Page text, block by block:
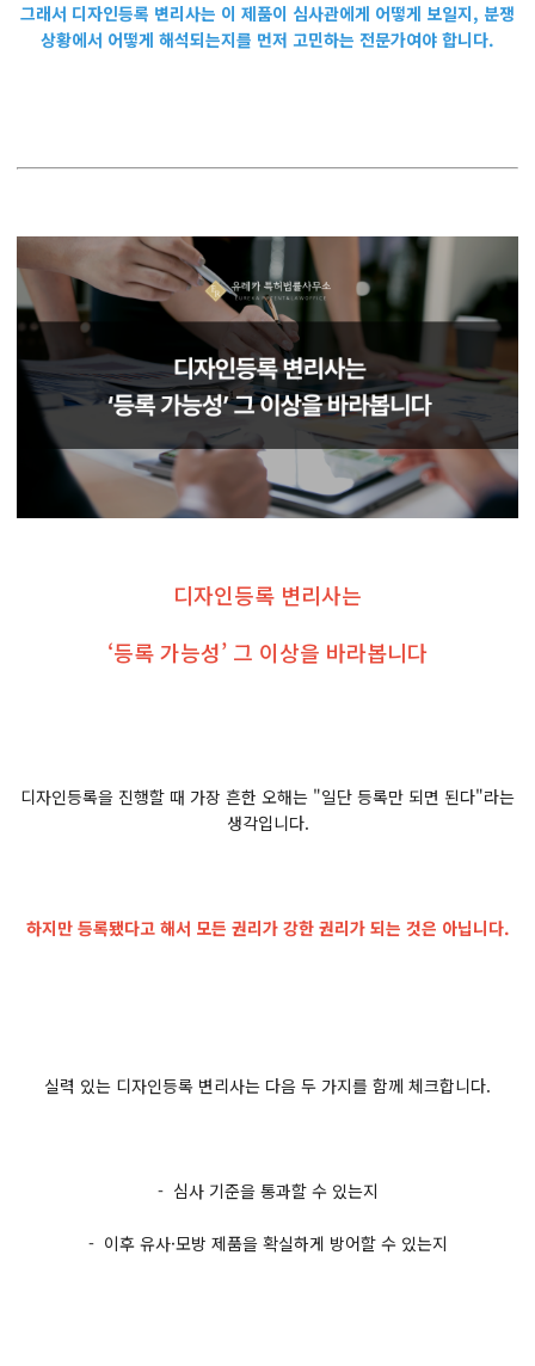
그래서 디자인등록 변리사는 이 제품이 심사관에게 어떻게 보일지, 분쟁
상황에서 어떻게 해석되는지를 먼저 고민하는 전문가여야 합니다.
디자인등록 변리사는
‘등록 가능성’ 그 이상을 바라봅니다
디자인등록을 진행할 때 가장 흔한 오해는 "일단 등록만 되면 된다"라는
생각입니다.
하지만 등록됐다고 해서 모든 권리가 강한 권리가 되는 것은 아닙니다.
실력 있는 디자인등록 변리사는 다음 두 가지를 함께 체크합니다.
- 심사 기준을 통과할 수 있는지
- 이후 유사·모방 제품을 확실하게 방어할 수 있는지